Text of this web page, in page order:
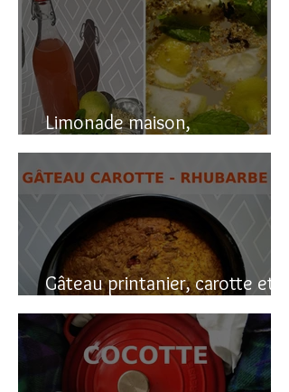
Limonade maison,
naturellement pétillante!!!
Gâteau printanier, carotte et
rhubarbe